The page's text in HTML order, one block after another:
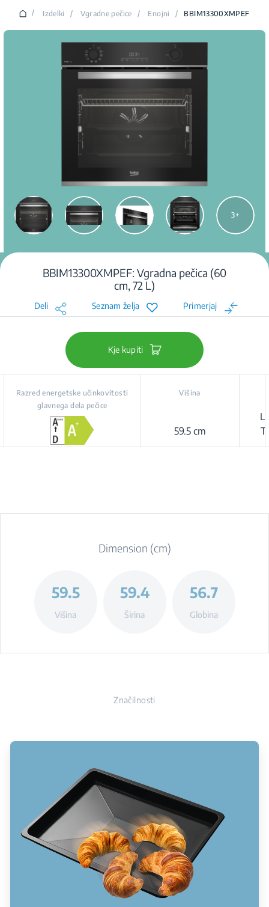
/ Izdelki / Vgradne pečice / Enojni / BBIM13300XMPEF
3
BBIM13300XMPEF: Vgradna pečica (60
cm, 72 L)
Deli Seznam želja Primerjaj
Kje kupiti
Razred energetske učinkovitosti
glavnega dela pečice
Višina
59.5 cm
Dimension (cm)
59.5
Višina
59.4
Širina
56.7
Globina
Značilnosti